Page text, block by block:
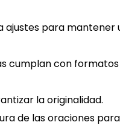
ajustes para
cumplan con formatos
la originalidad.
de las oraciones